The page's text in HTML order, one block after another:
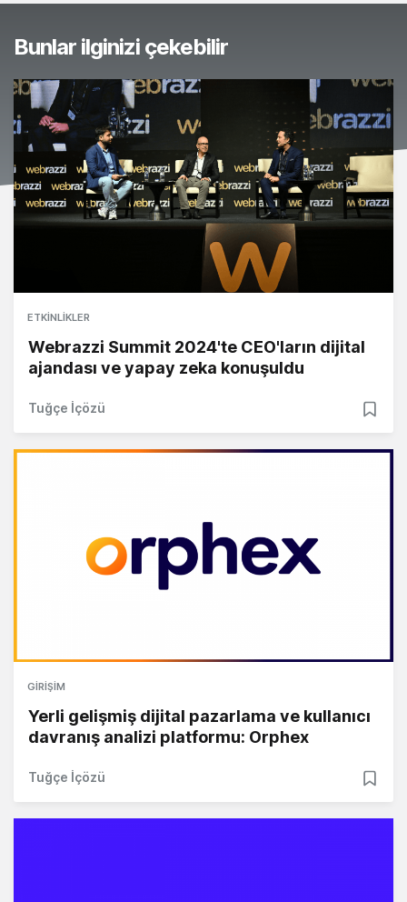
Bunlar ilginizi çekebilir
ETKINLIKLER
Webrazzi Summit 2024'te CEO'ların dijital
ajandası ve yapay zeka konuşuldu
Tuğçe İçözü
GIRIŞIM
Yerli gelişmiş dijital pazarlama ve kullanıcı
davranış analizi platformu: Orphex
Tuğçe İçözü